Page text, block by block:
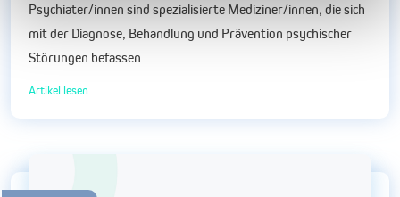
Psychiater/innen sind spezialisierte Mediziner/innen, die sich
mit der Diagnose, Behandlung und Prävention psychischer
Störungen befassen.
Artikel lesen...